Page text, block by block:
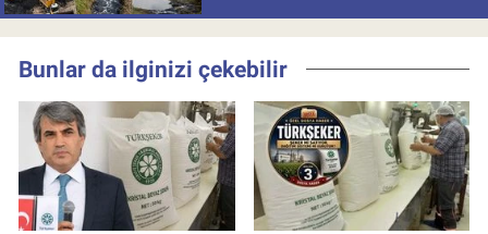
Bunlar da ilginizi çekebilir